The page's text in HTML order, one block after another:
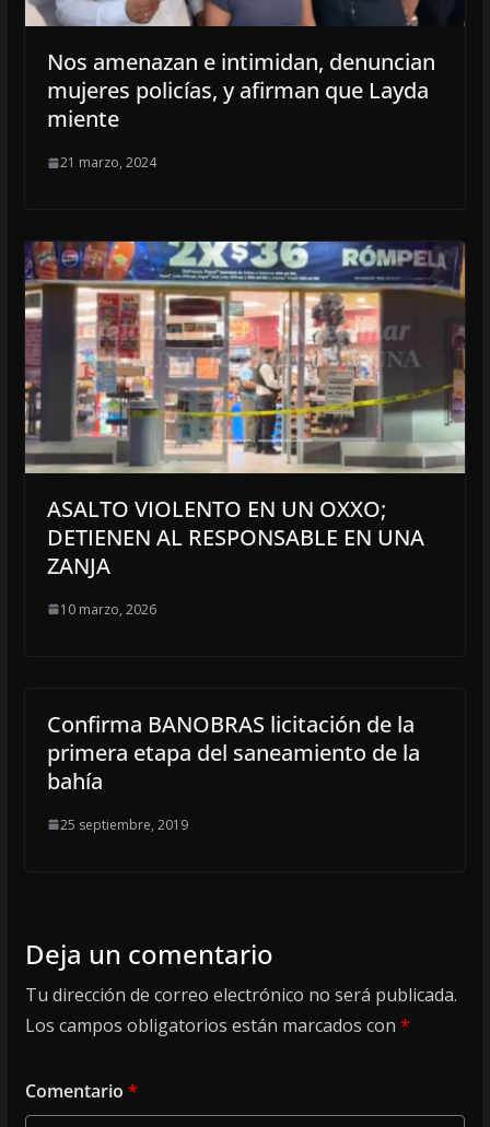
Nos amenazan e intimidan, denuncian
mujeres policías, y afirman que Layda
miente
21 marzo, 2024
ASALTO VIOLENTO EN UN OXXO;
DETIENEN AL RESPONSABLE EN UNA
ZANJA
10 marzo, 2026
Confirma BANOBRAS licitación de la
primera etapa del saneamiento de la
bahía
25 septiembre, 2019
Deja un comentario
Tu dirección de correo electrónico no será publicada.
Los campos obligatorios están marcados con *
Comentario *